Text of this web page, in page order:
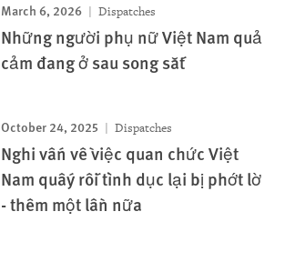
March 6, 2026 Dispatches
Những người phụ nữ Việt Nam quả
cảm đang ở sau song sắt
October 24, 2025 Dispatches
Nghi vấn về việc quan chức Việt
Nam quấy rối tình dục lại bị phớt lờ
- thêm một lần nữa